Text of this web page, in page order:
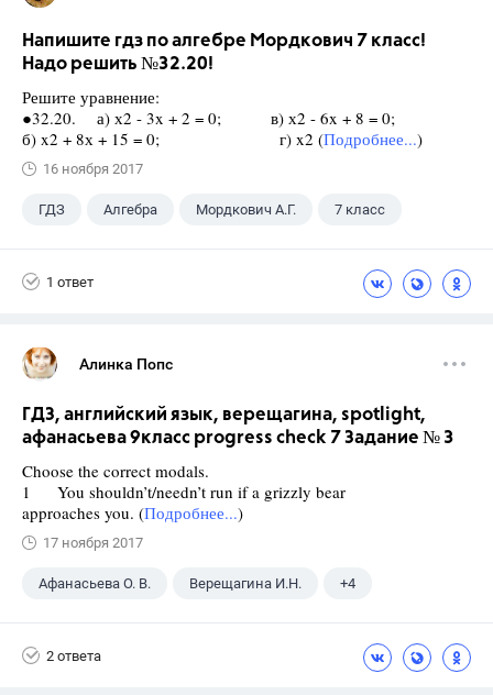
Напишите гдз по алгебре Мордкович 7 класс!
Надо решить №32.20!
Решите уравнение:
●32.20. а) х2 - 3x + 2 = 0; в) х2 - 6x + 8 = 0;
б) x2 + 8х + 15 = 0; г) x2 (Подробнее...)
16 ноября 2017
ГДЗ Алгебра Мордкович А.Г. 7 класс
1 ответ
Алинка Попс
ГДЗ, английский язык, верещагина, spotlight,
афанасьева 9класс progress check 7 Задание № 3
Choose the correct modals.
1 You shouldn’t/needn’t run if a grizzly bear
approaches you. (Подробнее...)
17 ноября 2017
Афанасьева О. В. Верещагина И.Н. +4
2 ответа